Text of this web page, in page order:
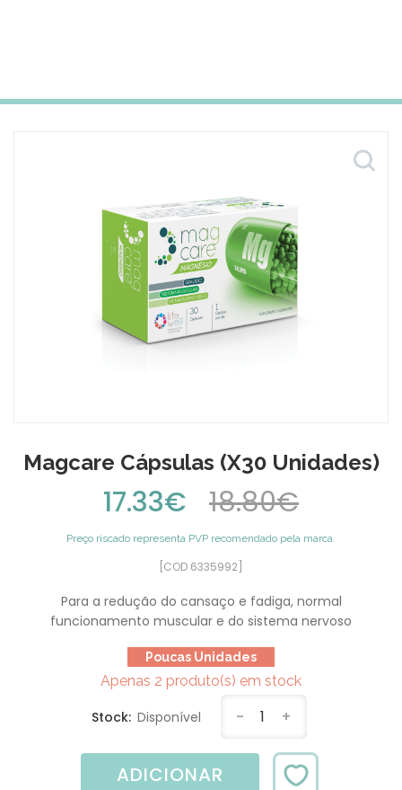
Magcare Cápsulas (x30 Unidades)
17.33€ 18.80€
Preço riscado representa PVP recomendado pela marca.
[COD 6335992]
Para a redução do cansaço e fadiga, normal
funcionamento muscular e do sistema nervoso
Poucas Unidades
Apenas 2 produto(s) em stock
Stock: Disponível - 1 +
ADICIONAR